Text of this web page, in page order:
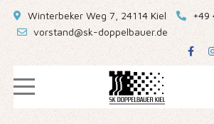
Winterbeker Weg 7, 24114 Kiel
+49
vorstand@sk-doppelbauer.de